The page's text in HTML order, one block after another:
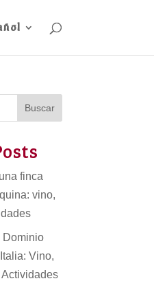
Buscar
finca
vino,
Dominio
Vino,